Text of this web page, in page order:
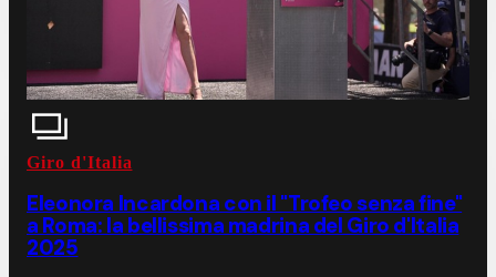
Giro d'Italia
Eleonora Incardona con il "Trofeo senza fine"
a Roma: la bellissima madrina del Giro d'Italia
2025